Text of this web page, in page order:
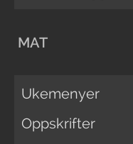
MAT
Ukemenyer
Oppskrifter